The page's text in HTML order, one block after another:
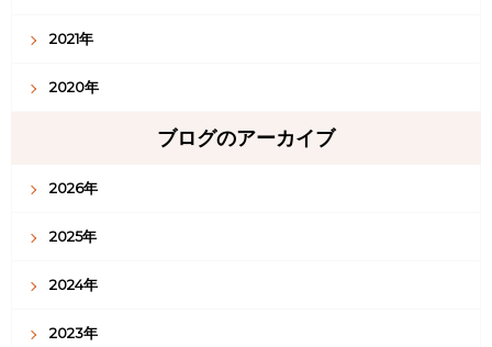
2021年
2020年
ブログのアーカイブ
2026年
2025年
2024年
2023年